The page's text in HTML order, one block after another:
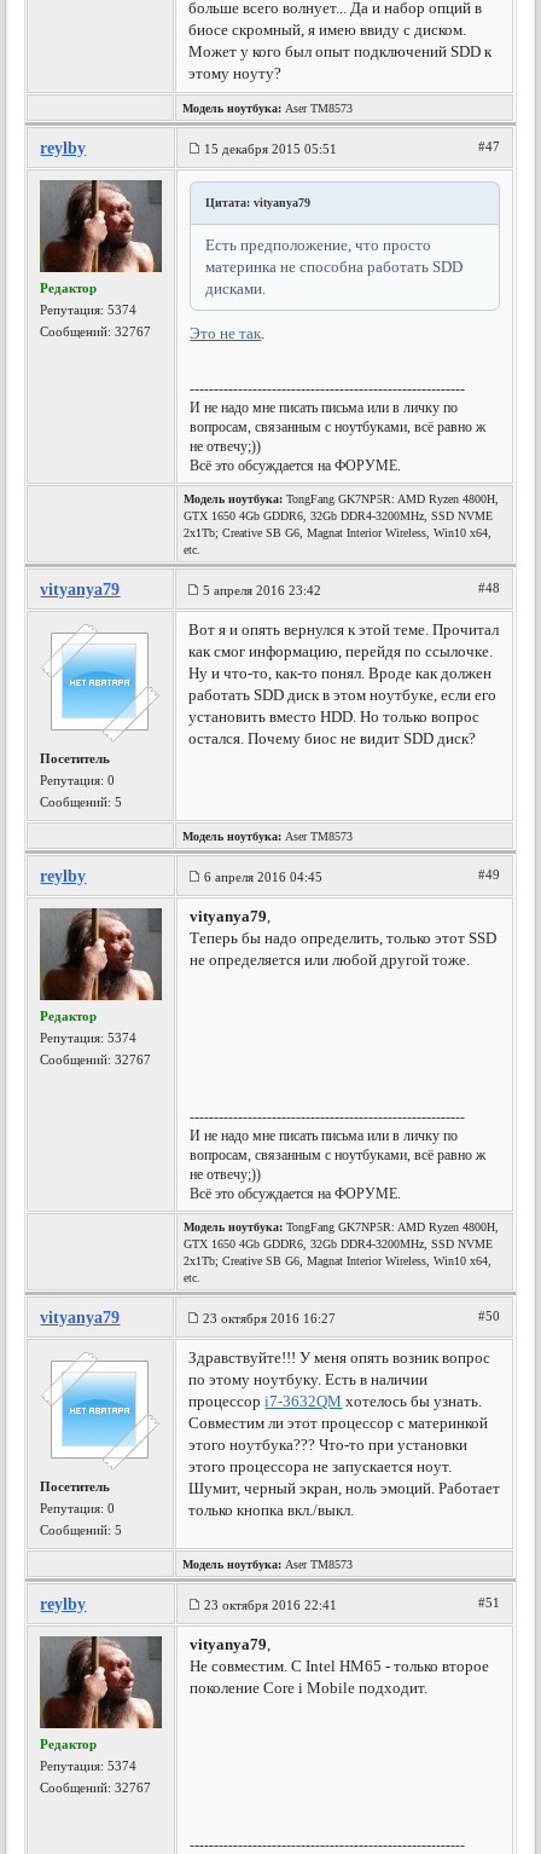
больше всего волнует... Да и набор опций в
биосе скромный, я имею ввиду с диском.
Может у кого был опыт подключений SDD к
этому ноуту?
Модель ноутбука: Aser TM8573
reylby 15 декабря 2015 05:51 #47
Редактор
Репутация:5374
Сообщений: 32767
Цитата: vityanya79
Есть предположение, что просто
материнка не способна работать SDD
дисками.
Это не так.
---------------------------------------------------------
И не надо мне писать письма или в личку по
вопросам, связанным с ноутбуками, всё равно ж
не отвечу;))
Всё это обсуждается на ФОРУМЕ.
Модель ноутбука: TongFang GK7NP5R: AMD Ryzen 4800H,
GTX 1650 4Gb GDDR6, 32Gb DDR4-3200MHz, SSD NVME
2x1Tb; Creative SB G6, Magnat Interior Wireless, Win10 x64,
etc.
vityanya79 5 апреля 2016 23:42 #48
Посетитель
Репутация:0
Сообщений: 5
Вот я и опять вернулся к этой теме. Прочитал
как смог информацию, перейдя по ссылочке.
Ну и что-то, как-то понял. Вроде как должен
работать SDD диск в этом ноутбуке, если его
установить вместо HDD. Но только вопрос
остался. Почему биос не видит SDD диск?
Модель ноутбука: Aser TM8573
reylby 6 апреля 2016 04:45 #49
Редактор
Репутация:5374
Сообщений: 32767
vityanya79,
Теперь бы надо определить, только этот SSD
не определяется или любой другой тоже.
---------------------------------------------------------
И не надо мне писать письма или в личку по
вопросам, связанным с ноутбуками, всё равно ж
не отвечу;))
Всё это обсуждается на ФОРУМЕ.
Модель ноутбука: TongFang GK7NP5R: AMD Ryzen 4800H,
GTX 1650 4Gb GDDR6, 32Gb DDR4-3200MHz, SSD NVME
2x1Tb; Creative SB G6, Magnat Interior Wireless, Win10 x64,
etc.
vityanya79 23 октября 2016 16:27 #50
Посетитель
Репутация:0
Сообщений: 5
Здравствуйте!!! У меня опять возник вопрос
по этому ноутбуку. Есть в наличии
процессорi7-3632QM хотелось бы узнать.
Совместим ли этот процессор с материнкой
этого ноутбука??? Что-то при установки
этого процессора не запускается ноут.
Шумит, черный экран, ноль эмоций. Работает
только кнопка вкл./выкл.
Модель ноутбука: Aser TM8573
reylby 23 октября 2016 22:41 #51
Редактор
Репутация:5374
Сообщений: 32767
vityanya79,
Не совместим. С Intel HM65 - только второе
поколение Core i Mobile подходит.
---------------------------------------------------------